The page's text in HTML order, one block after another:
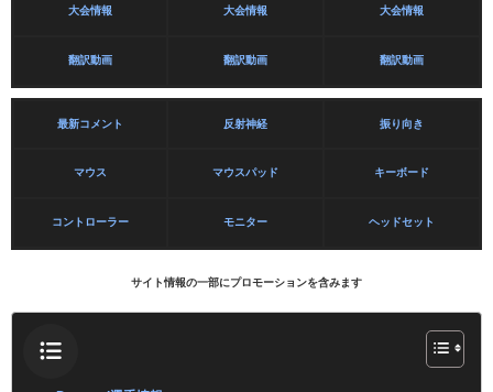
大会情報 大会情報 大会情報
翻訳動画 翻訳動画 翻訳動画
最新コメント 反射神経 振り向き
マウス マウスパッド キーボード
コントローラー モニター ヘッドセット
サイト情報の一部にプロモーションを含みます